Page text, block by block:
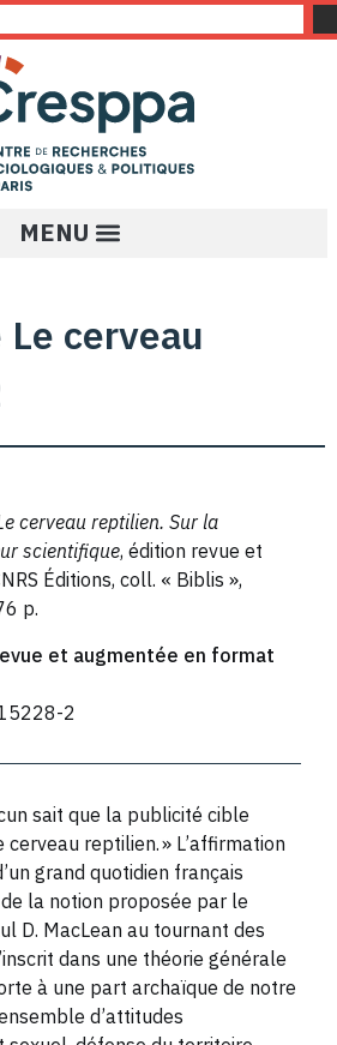
cerveau
cerveau reptilien. Sur la
scientifique, édition revue et
Éditions, coll. « Biblis »,
p.
et augmentée en format
2
sait que la publicité cible
reptilien. » L’affirmation
grand quotidien français
la notion proposée par le
D. MacLean au tournant des
dans une théorie générale
à une part archaïque de notre
d’attitudes